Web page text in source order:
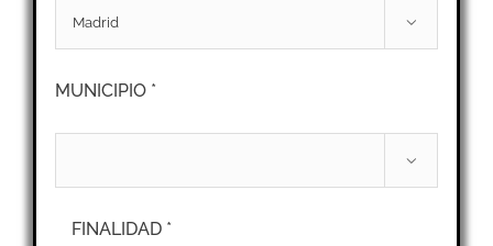

MUNICIPIO *

FINALIDAD *